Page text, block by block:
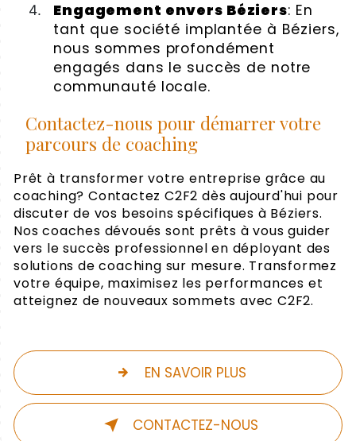
Engagement envers Béziers: En
tant que société implantée à Béziers,
nous sommes profondément
engagés dans le succès de notre
communauté locale.
Contactez-nous pour démarrer votre
parcours de coaching
Prêt à transformer votre entreprise grâce au
coaching? Contactez C2F2 dès aujourd'hui pour
discuter de vos besoins spécifiques à Béziers.
Nos coaches dévoués sont prêts à vous guider
vers le succès professionnel en déployant des
solutions de coaching sur mesure. Transformez
votre équipe, maximisez les performances et
atteignez de nouveaux sommets avec C2F2.
EN SAVOIR PLUS
CONTACTEZ-NOUS